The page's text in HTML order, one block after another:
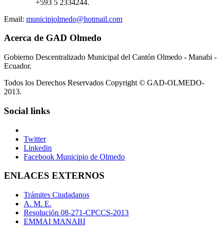
+593 5 2334244.
Email: municipiolmedo@hotmail.com
Acerca de GAD Olmedo
Gobierno Descentralizado Municipal del Cantón Olmedo - Manabi -
Ecuador.
Todos los Derechos Reservados Copyright © GAD-OLMEDO-
2013.
Social links
Twitter
Linkedin
Facebook Municipio de Olmedo
ENLACES EXTERNOS
Trámites Ciudadanos
A. M. E.
Resolución 08-271-CPCCS-2013
EMMAI MANABI